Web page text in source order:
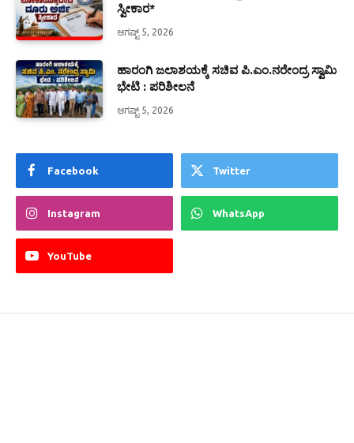
ಸ್ವೀಕಾರ*
ಆಗಷ್ಟ್ 5, 2026
ಹಾರಂಗಿ ಜಲಾಶಯಕ್ಕೆ ಸಚಿವ ಪಿ.ಎಂ.ನರೇಂದ್ರ ಸ್ವಾಮಿ
ಭೇಟಿ : ಪರಿಶೀಲನೆ
ಆಗಷ್ಟ್ 5, 2026
Facebook Twitter
Instagram WhatsApp
YouTube